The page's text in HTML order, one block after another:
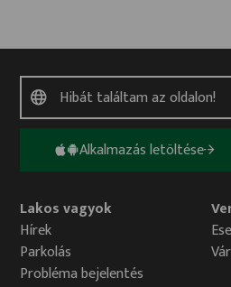
Alkalmazás letöltése
Lakos vagyok
Hírek
Parkolás
Probléma bejelentés